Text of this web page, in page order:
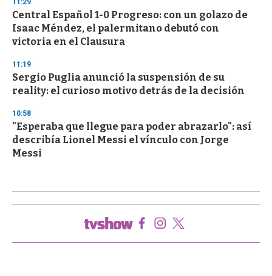
11:29
Central Español 1-0 Progreso: con un golazo de
Isaac Méndez, el palermitano debutó con
victoria en el Clausura
11:19
Sergio Puglia anunció la suspensión de su
reality: el curioso motivo detrás de la decisión
10:58
"Esperaba que llegue para poder abrazarlo": así
describía Lionel Messi el vínculo con Jorge
Messi